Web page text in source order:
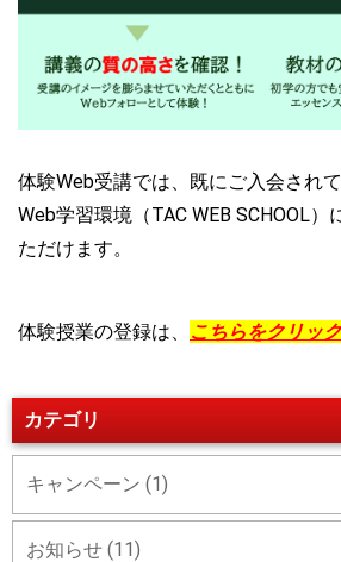
体験Web受講では、既にご入会され
Web学習環境（TAC WEB SCHOOL
ただけます。
体験授業の登録は、 こちらをクリック
カテゴリ
キャンペーン (1)
お知らせ (11)